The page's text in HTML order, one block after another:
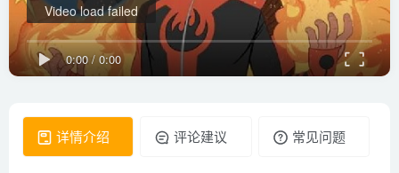
0:00/0:00
Video load failed
详情介绍 评论建议 常见问题